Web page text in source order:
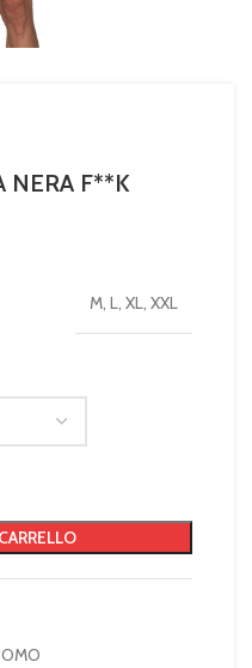
NERA F**K
M, L, XL, XXL